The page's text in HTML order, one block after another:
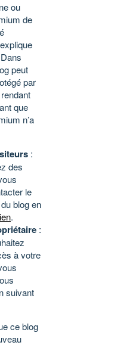
ou
de
peut
par
que
n’a
:
des
le
blog en
.
:
à votre
suivant
ce blog